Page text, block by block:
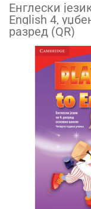
Енглески
English 4,
разред (QR)